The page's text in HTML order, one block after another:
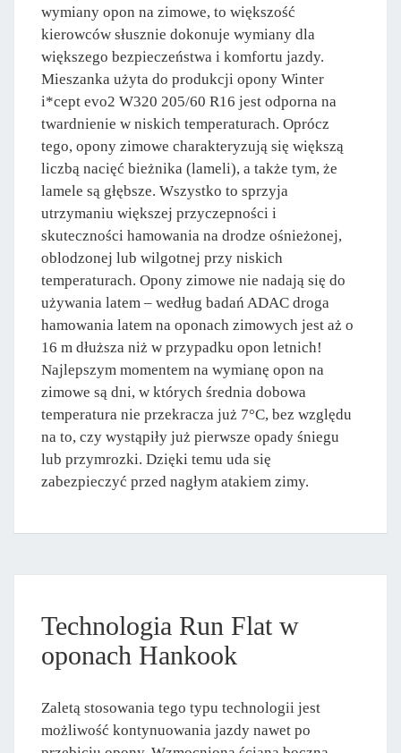
wymiany opon na zimowe, to większość
kierowców słusznie dokonuje wymiany dla
większego bezpieczeństwa i komfortu jazdy.
Mieszanka użyta do produkcji opony Winter
i*cept evo2 W320 205/60 R16 jest odporna na
twardnienie w niskich temperaturach. Oprócz
tego, opony zimowe charakteryzują się większą
liczbą nacięć bieżnika (lameli), a także tym, że
lamele są głębsze. Wszystko to sprzyja
utrzymaniu większej przyczepności i
skuteczności hamowania na drodze ośnieżonej,
oblodzonej lub wilgotnej przy niskich
temperaturach. Opony zimowe nie nadają się do
używania latem – według badań ADAC droga
hamowania latem na oponach zimowych jest aż o
16 m dłuższa niż w przypadku opon letnich!
Najlepszym momentem na wymianę opon na
zimowe są dni, w których średnia dobowa
temperatura nie przekracza już 7°C, bez względu
na to, czy wystąpiły już pierwsze opady śniegu
lub przymrozki. Dzięki temu uda się
zabezpieczyć przed nagłym atakiem zimy.
Technologia Run Flat w
oponach Hankook
Zaletą stosowania tego typu technologii jest
możliwość kontynuowania jazdy nawet po